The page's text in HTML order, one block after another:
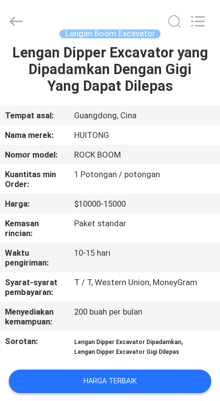
RUMAH
PRODUK
PERTUNJUKAN
VR
TENTANG
KAMI
TUR
PABRIK
KONTROL
KUALITAS
BERITA
MINTA
PETA
Reserved.
Lengan Boom Excavator
Lengan Dipper Excavator yang
Dipadamkan Dengan Gigi
Yang Dapat Dilepas
Tempat asal:
Guangdong, Cina
Nama merek:
HUITONG
Nomor model:
ROCK BOOM
Kuantitas min
Order:
1 Potongan / potongan
Harga:
$10000-15000
Kemasan
rincian:
Paket standar
Waktu
pengiriman:
10-15 hari
Syarat-syarat
pembayaran:
T / T, Western Union, MoneyGram
Menyediakan
kemampuan:
200 buah per bulan
Sorotan: Lengan Dipper Excavator Dipadamkan,
Lengan Dipper Excavator Gigi Dilepas
HARGA TERBAIK